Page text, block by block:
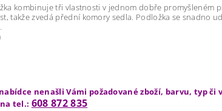
kombinuje tři vlastnosti v jednom dobře promyšleném
takže zvedá přední komory sedla. Podložka se snadno
nenašli Vámi požadované zboží, barvu, typ
tel.: 608 872 835